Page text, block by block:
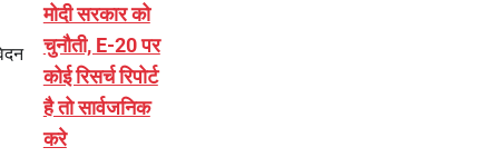
मोदी सरकार को
चुनौती, E-20 पर
कोई रिसर्च रिपोर्ट
है तो सार्वजनिक
करे